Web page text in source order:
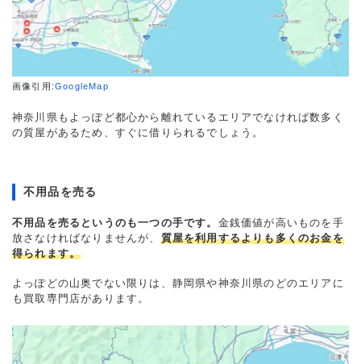
画像引用:GoogleMap
神奈川県もよっぽど都心から離れているエリアでなければ数多く
の質屋があるため、すぐに借りられるでしょう。
不用品を売る
不用品を売るというのも一つの手です。 金銭価値が高いものを手
放さなければなりませんが、 質屋を利用するよりも多くのお金を
得られます。
よっぽどの山奥でない限りは、静岡県や神奈川県のどのエリアに
も買取専門店があります。